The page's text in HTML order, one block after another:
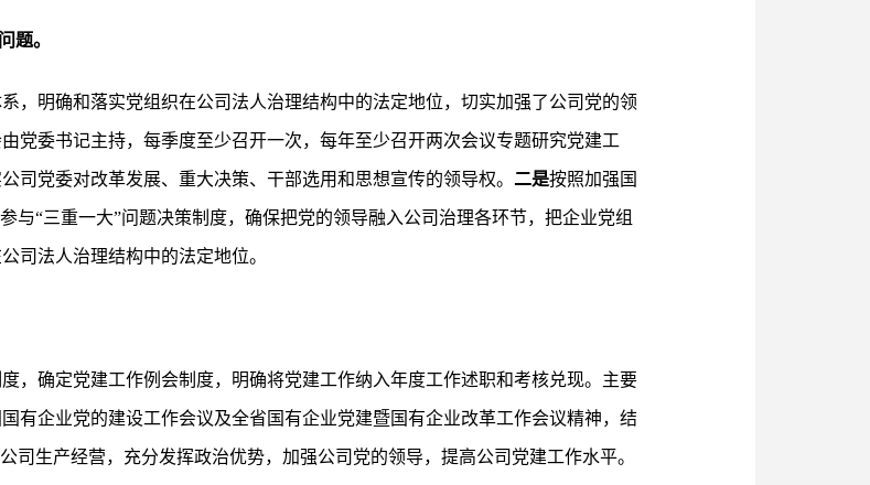
题。
，明确和落实党组织在公司法人治理结构中的法定地位，切实加强了公司党的领
党委书记主持，每季度至少召开一次，每年至少召开两次会议专题研究党建工
司党委对改革发展、重大决策、干部选用和思想宣传的领导权。 二是按照加强国
与“三重一大”问题决策制度，确保把党的领导融入公司治理各环节，把企业党组
司法人治理结构中的法定地位。
，确定党建工作例会制度，明确将党建工作纳入年度工作述职和考核兑现。主要
有企业党的建设工作会议及全省国有企业党建暨国有企业改革工作会议精神，结
司生产经营，充分发挥政治优势，加强公司党的领导，提高公司党建工作水平。